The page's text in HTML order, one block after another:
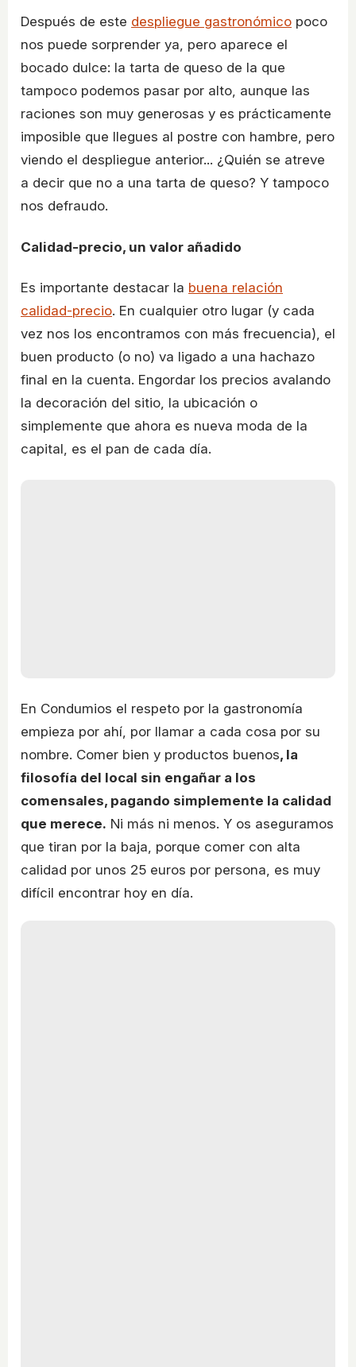
Después de este despliegue gastronómico poco
nos puede sorprender ya, pero aparece el
bocado dulce: la tarta de queso de la que
tampoco podemos pasar por alto, aunque las
raciones son muy generosas y es prácticamente
imposible que llegues al postre con hambre, pero
viendo el despliegue anterior... ¿Quién se atreve
a decir que no a una tarta de queso? Y tampoco
nos defraudo.
Calidad-precio, un valor añadido
Es importante destacar la buena relación
calidad-precio. En cualquier otro lugar (y cada
vez nos los encontramos con más frecuencia), el
buen producto (o no) va ligado a una hachazo
final en la cuenta. Engordar los precios avalando
la decoración del sitio, la ubicación o
simplemente que ahora es nueva moda de la
capital, es el pan de cada día.
En Condumios el respeto por la gastronomía
empieza por ahí, por llamar a cada cosa por su
nombre. Comer bien y productos buenos, la
filosofía del local sin engañar a los
comensales, pagando simplemente la calidad
que merece. Ni más ni menos. Y os aseguramos
que tiran por la baja, porque comer con alta
calidad por unos 25 euros por persona, es muy
difícil encontrar hoy en día.